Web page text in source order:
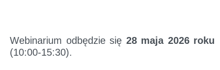
Webinarium odbędzie się 28 maja 2026 roku
(10:00-15:30).